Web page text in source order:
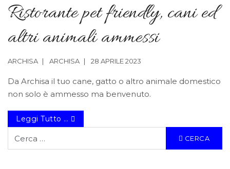
Ristorante pet friendly, cani ed
altri animali ammessi
ARCHISA ARCHISA 28 APRILE 2023
Da Archisa il tuo cane, gatto o altro animale domestico
non solo è ammesso ma benvenuto.
Leggi Tutto …
CERCA